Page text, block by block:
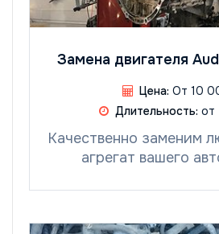
Замена двигателя
Цена: От 10
Длительность: от
Качественно заменим
агрегат вашего